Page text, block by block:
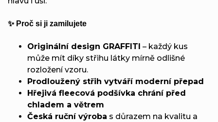
✨ Proč si ji zamilujete
Originální design GRAFFITI – každý kus
může mít díky střihu látky mírně odlišné
rozložení vzoru.
Prodloužený střih vytváří moderní přepad
Hřejivá fleecová podšívka chrání před
chladem a větrem
Česká ruční výroba s důrazem na kvalitu a